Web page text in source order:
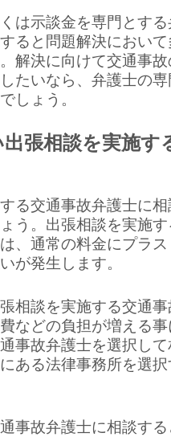
は示談金を専門とす
ると問題解決におい
解決に向けて交通事
たいなら、弁護士の
しょう。
張相談を実施す
る交通事故弁護士に
う。出張相談を実施
、通常の料金にプラ
が発生します。
相談を実施する交通
などの負担が増える
事故弁護士を選択し
ある法律事務所を選
事故弁護士に相談す